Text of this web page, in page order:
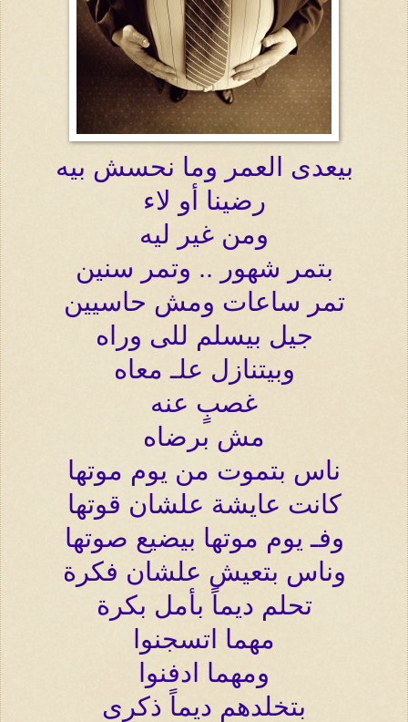
بيعدى العمر وما نحسش بيه
رضينا أو لاء
ومن غير ليه
بتمر شهور .. وتمر سنين
تمر ساعات ومش حاسيين
جيل بيسلم للى وراه
وبيتنازل علـ معاه
غصبٍ عنه
مش برضاه
ناس بتموت من يوم موتها
كانت عايشة علشان قوتها
وفـ يوم موتها بيضيع صوتها
وناس بتعيش علشان فكرة
تحلم ديماً بأمل بكرة
مهما اتسجنوا
ومهما ادفنوا
بتخلدهم ديماً ذكرى